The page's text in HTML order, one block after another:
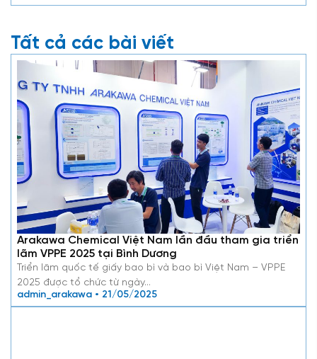
Tất cả các bài viết
Arakawa Chemical Việt Nam lần đầu tham gia triển
lãm VPPE 2025 tại Bình Dương
Triển lãm quốc tế giấy bao bì và bao bì Việt Nam – VPPE
2025 được tổ chức từ ngày…
admin_arakawa • 21/05/2025